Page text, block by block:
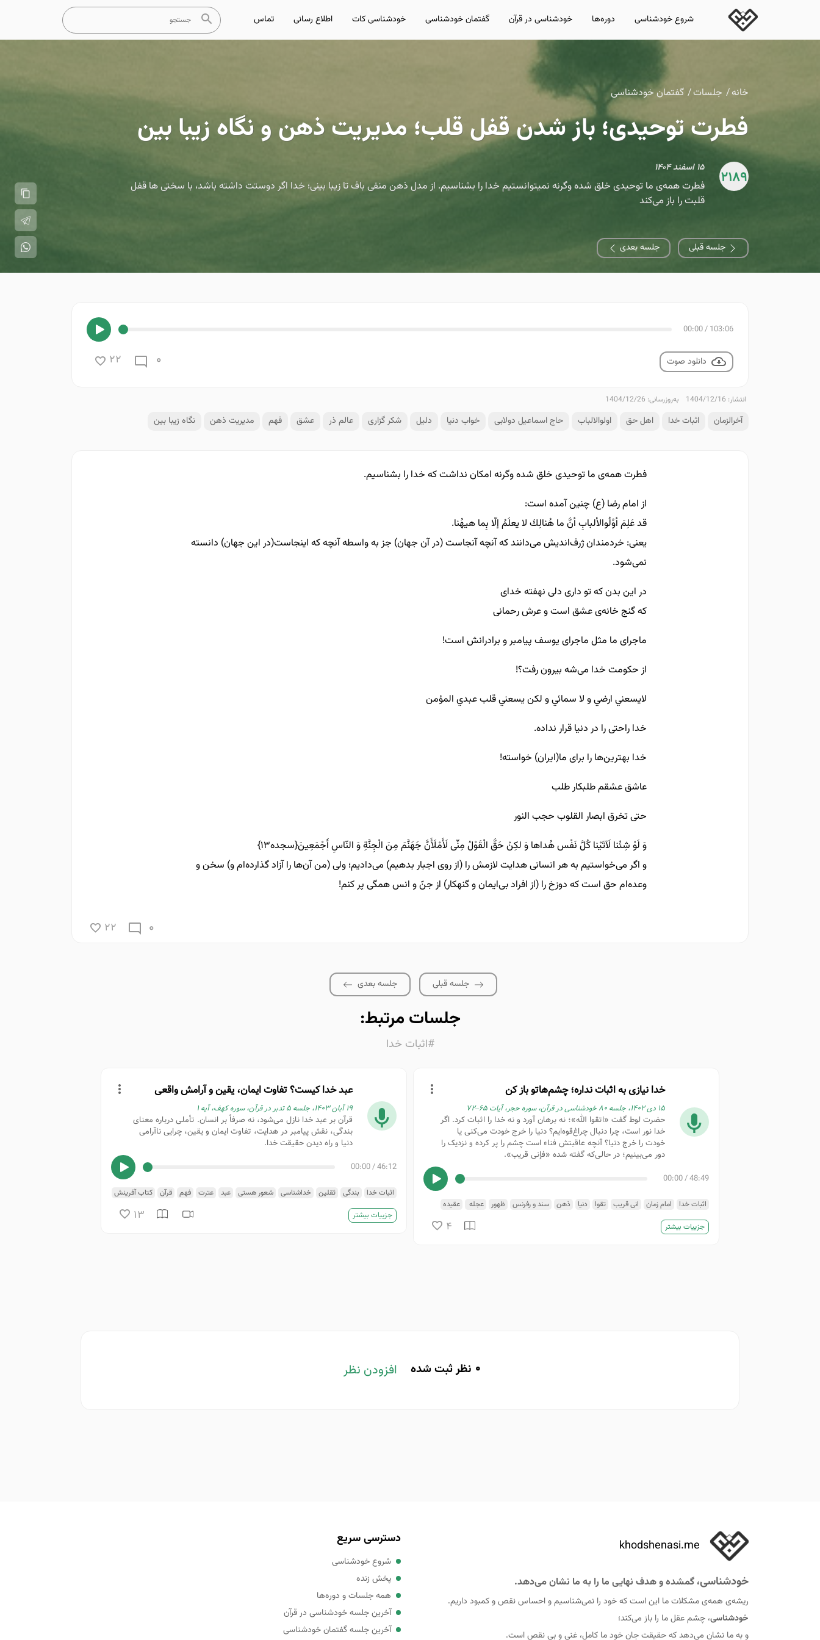
شروع خودشناسی دوره‌ها خودشناسی در قرآن گفتمان خودشناسی خودشناسی کات اطلاع رسانی تماس
خانه جلسات گفتمان خودشناسی
فطرت توحیدی؛ باز شدن قفل قلب؛ مدیریت ذهن و نگاه زیبا بین
2189
۱۵ اسفند ۱۴۰۴
فطرت همه‌ی ما توحیدی خلق شده وگرنه نمیتوانستیم خدا را بشناسیم. از مدل ذهن منفی باف تا زیبا بینی؛ خدا اگر دوستت داشته باشد، با سختی ها قفل
قلبت را باز می‌کند
جلسه قبلی جلسه بعدی
103:06
/
00:00
دانلود صوت 0
22
انتشار: 1404/12/16 به‌روزرسانی: 1404/12/26
آخرالزمان اثبات خدا اهل حق اولوالالباب حاج اسماعیل دولابی خواب دنیا دلیل شکر گزاری عالم ذر عشق فهم مدیریت ذهن نگاه زیبا بین
فطرت همه‌ی ما توحیدی خلق شده وگرنه امکان نداشت که خدا را بشناسیم.
از امام رضا (ع) چنین آمده است:
قد عَلِمَ أوُلُوالألبابِ أنَّ ما هُنالِكَ لا یعلَمُ إلّا بِما هیهُنا.
یعنی: خردمندان ژرف‌اندیش می‌دانند كه آنچه آنجاست (در آن جهان) جز به واسطه آنچه كه اینجاست(در این جهان) دانسته
نمی‌شود.
در این بدن که تو داری دلی نهفته خدای
که گنج خانه‌ی عشق است و عرش رحمانی
ماجرای ما مثل ماجرای یوسف پیامبر و برادرانش است!
از حکومت خدا می‌شه بیرون رفت؟!
لايسعني ارضي و لا سمائي و لكن يسعني قلب عبدي المؤمن
خدا راحتی را در دنیا قرار نداده.
خدا بهترین‌ها را برای ما(ایران) خواسته!
عاشق عشقم طلبکار طلب
حتی تخرق ابصار القلوب حجب النور
وَ لَوْ شِئْنا لَآتَیْنا کُلَّ نَفْس هُداها وَ لکِنْ حَقَّ الْقَوْلُ مِنِّی لَأَمْلَأَنَّ جَهَنَّمَ مِنَ الْجِنَّةِ وَ النّاسِ أَجْمَعِینَ{سجده۱۳}
و اگر مى‌خواستیم به هر انسانى هدایت لازمش را (از روى اجبار بدهیم) مى‌دادیم؛ ولى (من آن‌ها را آزاد گذارده‌ام و) سخن و
وعده‌ام حق است که دوزخ را (از افراد بى‌ایمان و گنهکار) از جنّ و انس همگى پر کنم!
0
22
جلسه قبلی جلسه بعدی
جلسات مرتبط:
#اثبات خدا
خدا نیازی به اثبات نداره؛ چشم‌هاتو باز کن
۱۵ دی ۱۴۰۲، جلسه ۸۰ خودشناسی در قرآن، سوره حجر، آیات ۶۵–۷۲
حضرت لوط گفت «اتقوا الله»؛ نه برهان آورد و نه خدا را اثبات کرد. اگر
خدا نور است، چرا دنبال چراغ‌قوه‌ایم؟ دنیا را خرج خودت می‌کنی یا
خودت را خرج دنیا؟ آنچه عاقبتش فناء است چشم را پر کرده و نزدیک را
دور می‌بینیم؛ در حالی‌که گفته شده «فإنی قریب».
48:49
/
00:00
اثبات خدا امام زمان انی قریب تقوا دنیا ذهن سند و رفرنس ظهور عجله ‌
عقیده
عمل
غنای نفس
جزییات بیشتر 4
عبد خدا کیست؟ تفاوت ایمان، یقین و آرامش واقعی
۱۹ آبان ۱۴۰۳، جلسه ۵ تدبر در قرآن، سوره کهف، آیه ۱
قرآن بر عبد خدا نازل می‌شود، نه صرفاً بر انسان. تأملی درباره معنای
بندگی، نقش پیامبر در هدایت، تفاوت ایمان و یقین، چرایی ناآرامی
دنیا و راه دیدن حقیقت خدا.
46:12
/
00:00
اثبات خدا بندگی ثقلین خداشناسی شعور هستی عبد عترت فهم قرآن
کتاب آفرینش
کتاب نفس
لقاء الله
جزییات بیشتر 13
0 نظر ثبت شده افزودن نظر
khodshenasi.me
خودشناسی، گمشده و هدف نهایی ما را به ما نشان می‌دهد.
ریشه‌ی همه‌ی مشکلات ما این است که خود را نمی‌شناسیم و احساس نقص و کمبود داریم.
خودشناسی، چشم عقل ما را باز می‌کند؛
و به ما نشان می‌دهد که حقيقت جان خود ما کامل، غنی و بی نقص است.
دسترسی سریع
شروع خودشناسی
پخش زنده
همه جلسات و دوره‌ها
آخرین جلسه خودشناسی در قرآن
آخرین جلسه گفتمان خودشناسی